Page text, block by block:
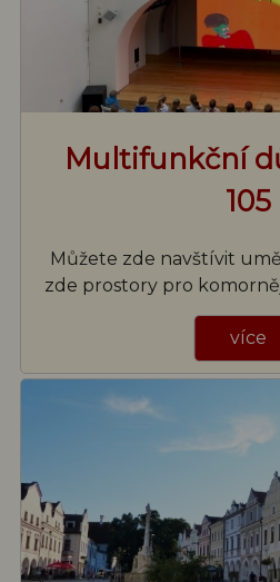
Multifunkční
105
Můžete zde navštívit
zde prostory pro
více